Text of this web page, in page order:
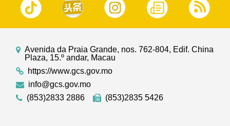
Avenida da Praia Grande, nos. 762-804, Edif. China
Plaza, 15.º andar, Macau
https://www.gcs.gov.mo
info@gcs.gov.mo
(853)2833 2886
(853)2835 5426